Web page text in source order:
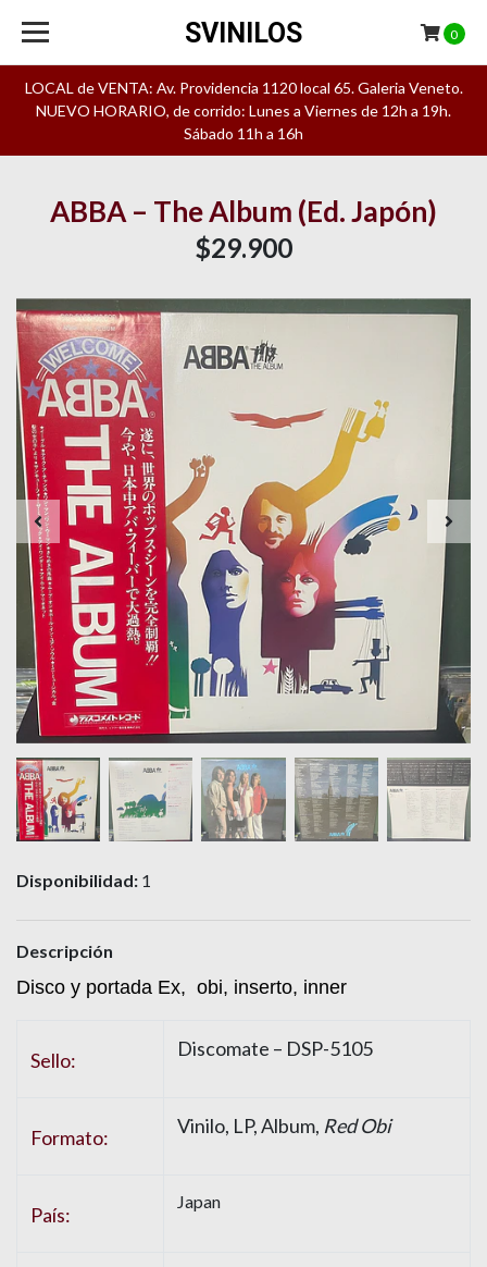
LOCAL de VENTA: Av. Providencia 1120 local 65. Galeria Veneto.
NUEVO HORARIO, de corrido: Lunes a Viernes de 12h a 19h.
Sábado 11h a 16h
SVINILOS 0
ABBA – The Album (Ed. Japón)
$29.900
Disponibilidad: 1
Descripción
Disco y portada Ex, obi, inserto, inner
Sello: Discomate – DSP-5105
Formato: Vinilo, LP, Album, Red Obi
País:
Japan